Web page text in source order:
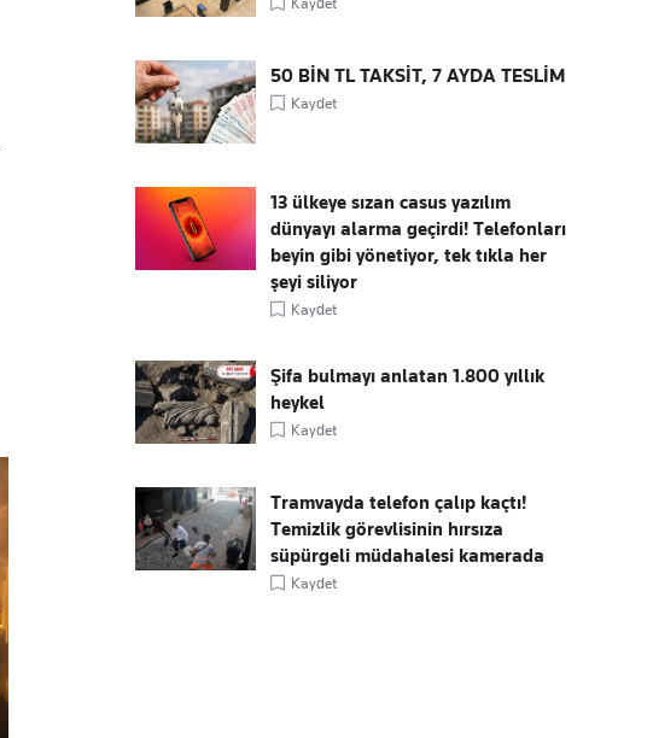
50 BİN TL TAKSİT, 7 AYDA TESLİM
Kaydet
13 ülkeye sızan casus yazılım
dünyayı alarma geçirdi! Telefonları
beyin gibi yönetiyor, tek tıkla her
şeyi siliyor
Kaydet
Şifa bulmayı anlatan 1.800 yıllık
heykel
Kaydet
Tramvayda telefon çalıp kaçtı!
Temizlik görevlisinin hırsıza
süpürgeli müdahalesi kamerada
Kaydet